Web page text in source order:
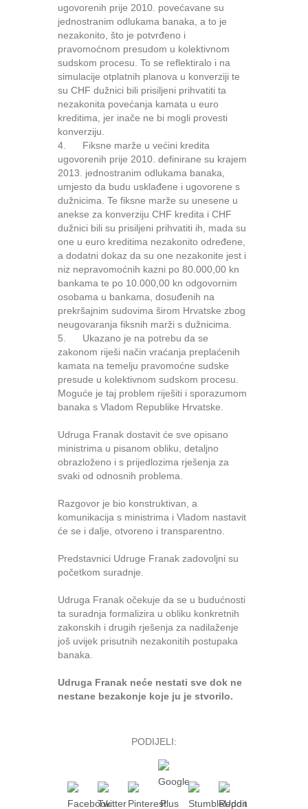
ugovorenih prije 2010. povećavane su
jednostranim odlukama banaka, a to je
nezakonito, što je potvrđeno i
pravomoćnom presudom u kolektivnom
sudskom procesu. To se reflektiralo i na
simulacije otplatnih planova u konverziji te
su CHF dužnici bili prisiljeni prihvatiti ta
nezakonita povećanja kamata u euro
kreditima, jer inače ne bi mogli provesti
konverziju.
4. Fiksne marže u većini kredita
ugovorenih prije 2010. definirane su krajem
2013. jednostranim odlukama banaka,
umjesto da budu usklađene i ugovorene s
dužnicima. Te fiksne marže su unesene u
anekse za konverziju CHF kredita i CHF
dužnici bili su prisiljeni prihvatiti ih, mada su
one u euro kreditima nezakonito određene,
a dodatni dokaz da su one nezakonite jest i
niz nepravomoćnih kazni po 80.000,00 kn
bankama te po 10.000,00 kn odgovornim
osobama u bankama, dosuđenih na
prekršajnim sudovima širom Hrvatske zbog
neugovaranja fiksnih marži s dužnicima.
5. Ukazano je na potrebu da se
zakonom riješi način vraćanja preplaćenih
kamata na temelju pravomoćne sudske
presude u kolektivnom sudskom procesu.
Moguće je taj problem riješiti i sporazumom
banaka s Vladom Republike Hrvatske.
Udruga Franak dostavit će sve opisano
ministrima u pisanom obliku, detaljno
obrazloženo i s prijedlozima rješenja za
svaki od odnosnih problema.
Razgovor je bio konstruktivan, a
komunikacija s ministrima i Vladom nastavit
će se i dalje, otvoreno i transparentno.
Predstavnici Udruge Franak zadovoljni su
početkom suradnje.
Udruga Franak očekuje da se u budućnosti
ta suradnja formalizira u obliku konkretnih
zakonskih i drugih rješenja za nadilaženje
još uvijek prisutnih nezakonitih postupaka
banaka.
Udruga Franak neće nestati sve dok ne
nestane bezakonje koje ju je stvorilo.
PODIJELI: